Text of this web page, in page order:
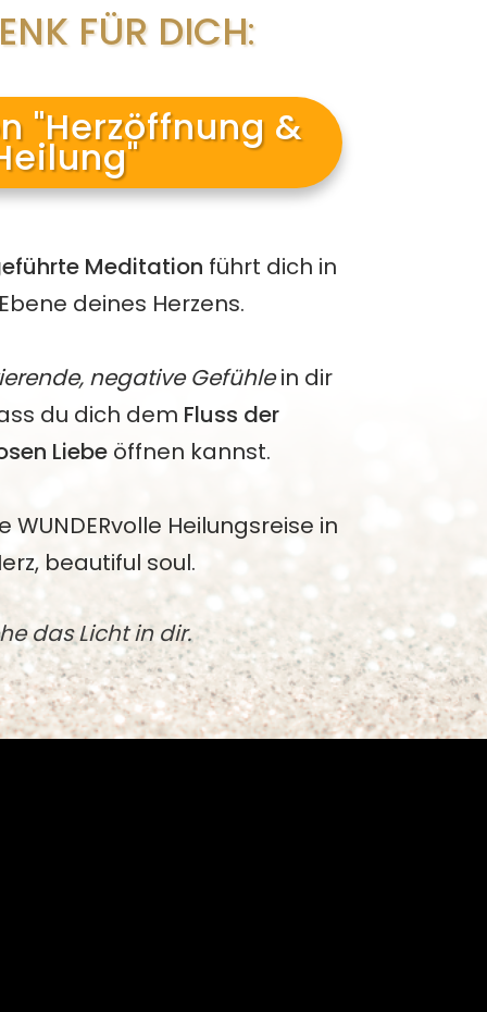
FÜR DICH:
"Herzöffnung &
Meditation führt dich in
deines Herzens.
negative Gefühlein dir
du dich dem Fluss der
Liebe öffnen kannst.
Heilungsreise in
beautiful soul.
das Licht in dir.